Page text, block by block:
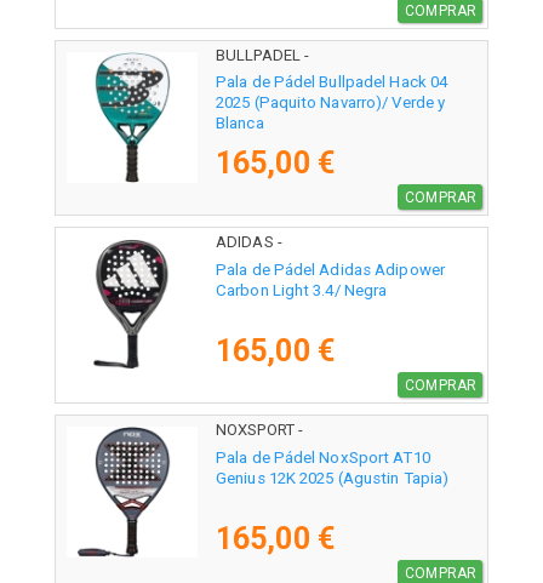
COMPRAR
BULLPADEL -
Pala de Pádel Bullpadel Hack 04
2025 (Paquito Navarro)/ Verde y
Blanca
165,00 €
COMPRAR
ADIDAS -
Pala de Pádel Adidas Adipower
Carbon Light 3.4/ Negra
165,00 €
COMPRAR
NOXSPORT -
Pala de Pádel NoxSport AT10
Genius 12K 2025 (Agustin Tapia)
165,00 €
COMPRAR